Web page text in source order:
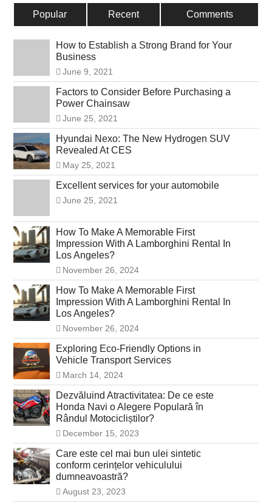
Popular Recent Comments
How to Establish a Strong Brand for Your
Business
June 9, 2021
Factors to Consider Before Purchasing a
Power Chainsaw
June 25, 2021
Hyundai Nexo: The New Hydrogen SUV
Revealed At CES
May 25, 2021
Excellent services for your automobile
June 25, 2021
How To Make A Memorable First
Impression With A Lamborghini Rental In
Los Angeles?
November 26, 2024
How To Make A Memorable First
Impression With A Lamborghini Rental In
Los Angeles?
November 26, 2024
Exploring Eco-Friendly Options in
Vehicle Transport Services
March 14, 2024
Dezvăluind Atractivitatea: De ce este
Honda Navi o Alegere Populară în
Rândul Motocicliștilor?
December 15, 2023
Care este cel mai bun ulei sintetic
conform cerințelor vehiculului
dumneavoastră?
August 23, 2023